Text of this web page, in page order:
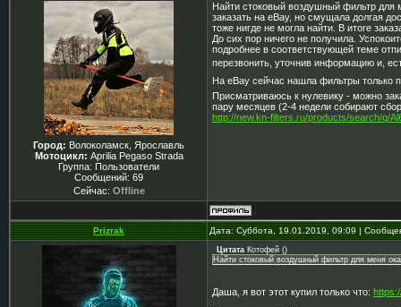
Город: Волоколамск, Ярославль
Мотоцикл: Aprilia Pegaso Strada
Группа: Пользователи
Сообщений: 69
Сейчас: Offline
Найти стоковый воздушный фильтр для
заказать на eBay, но смущала долгая
тоже нигде не могла найти. В итоге
До сих пор ничего не получила.
подробнее в соответствующей теме
перезвонить, уточнив информацию и,
На eBay сейчас нашла фильтры только
Присматриваюсь к нулевику - можно
пару месяцев (2-4 недели собирают
http://new.kn-filters.ru/products/search/q/
Prizrak Дата: Суббота, 19.01.2019, 09:09 |
Цитата Котофей ()
Найти стоковый воздушный фильтр для меня
Даша, я вот этот купил только что: